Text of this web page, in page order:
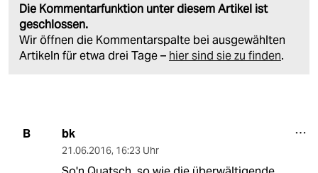
Die Kommentarfunktion unter diesem Artikel ist
geschlossen.
Wir öffnen die Kommentarspalte bei ausgewählten
Artikeln für etwa drei Tage – hier sind sie zu finden.
B bk
21.06.2016, 16:23 Uhr